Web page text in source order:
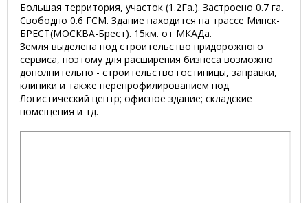
Большая территория, участок (1.2Га.). Застроено 0.7 га.
Свободно 0.6 ГСМ. Здание находится на трассе Минск-
БРЕСТ(МОСКВА-Брест). 15км. от МКАДа.
Земля выделена под строительство придорожного
сервиса, поэтому для расширения бизнеса возможно
дополнительно - строительство гостиницы, заправки,
клиники и также перепрофилированием под
Логистический центр; офисное здание; складские
помещения и тд.